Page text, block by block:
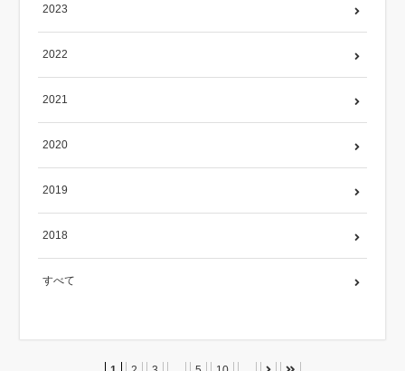
2023
2022
2021
2020
2019
2018
すべて